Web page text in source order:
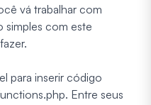
vá trabalhar com
simples com este
para inserir código
Entre seus